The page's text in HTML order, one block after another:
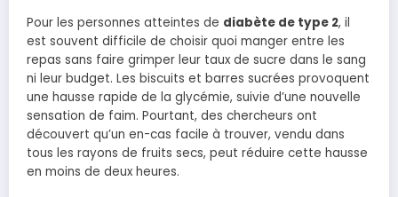
Pour les personnes atteintes de diabète de type 2, il
est souvent difficile de choisir quoi manger entre les
repas sans faire grimper leur taux de sucre dans le sang
ni leur budget. Les biscuits et barres sucrées provoquent
une hausse rapide de la glycémie, suivie d’une nouvelle
sensation de faim. Pourtant, des chercheurs ont
découvert qu’un en-cas facile à trouver, vendu dans
tous les rayons de fruits secs, peut réduire cette hausse
en moins de deux heures.